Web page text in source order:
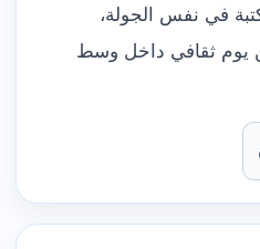
في نفس الجولة،
يوم ثقافي داخل وسط